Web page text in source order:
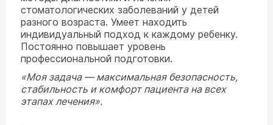
стоматологических заболеваний у детей
разного возраста. Умеет находить
индивидуальный подход к каждому ребенку.
Постоянно повышает уровень
профессиональной подготовки.
«Моя задача — максимальная безопасность,
стабильность и комфорт пациента на всех
этапах лечения».